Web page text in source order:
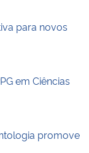
para novos
em Ciências
promove